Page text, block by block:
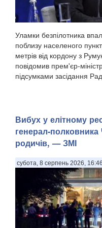
Уламки безпілотника
поблизу населеного
метрів від кордону з
повідомив прем'єр-
підсумками засідання
Вибух у елітному
генерал-
родичів, — ЗМІ
субота, 8 серпень 2026, 16:46